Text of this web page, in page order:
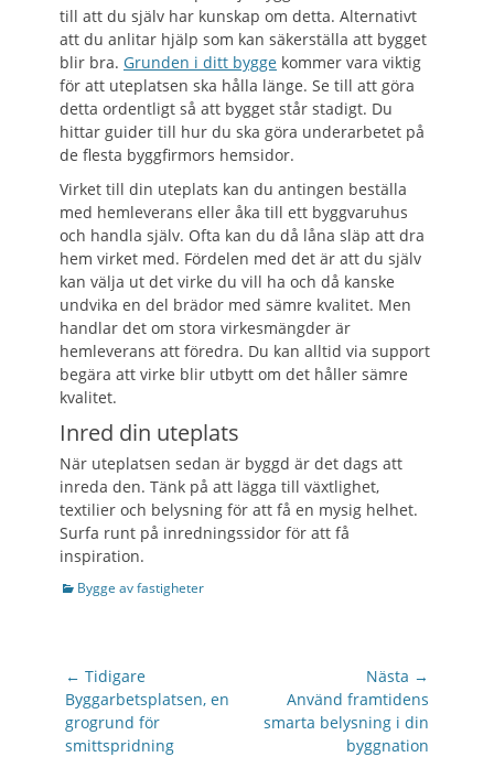
till att du själv har kunskap om detta. Alternativt
att du anlitar hjälp som kan säkerställa att bygget
blir bra. Grunden i ditt bygge kommer vara viktig
för att uteplatsen ska hålla länge. Se till att göra
detta ordentligt så att bygget står stadigt. Du
hittar guider till hur du ska göra underarbetet på
de flesta byggfirmors hemsidor.
Virket till din uteplats kan du antingen beställa
med hemleverans eller åka till ett byggvaruhus
och handla själv. Ofta kan du då låna släp att dra
hem virket med. Fördelen med det är att du själv
kan välja ut det virke du vill ha och då kanske
undvika en del brädor med sämre kvalitet. Men
handlar det om stora virkesmängder är
hemleverans att föredra. Du kan alltid via support
begära att virke blir utbytt om det håller sämre
kvalitet.
Inred din uteplats
När uteplatsen sedan är byggd är det dags att
inreda den. Tänk på att lägga till växtlighet,
textilier och belysning för att få en mysig helhet.
Surfa runt på inredningssidor för att få
inspiration.
Categories
Bygge av fastigheter
Inläggsnavigering
← Tidigare
Previous
post:
Byggarbetsplatsen, en
grogrund för
smittspridning
Nästa →
Nästa
inlägg:
Använd framtidens
smarta belysning i din
byggnation